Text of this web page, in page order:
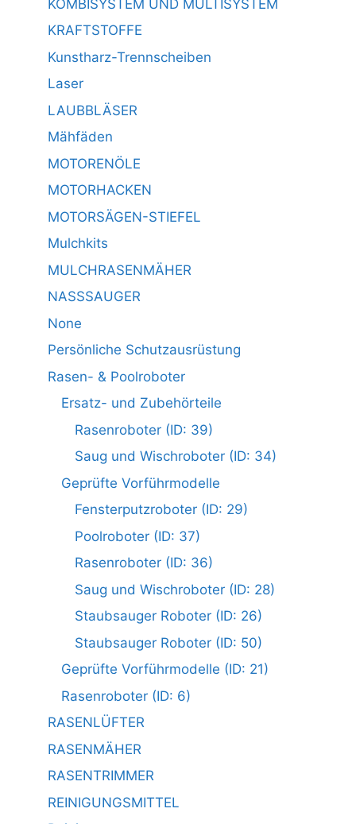
KOMBISYSTEM UND MULTISYSTEM
KRAFTSTOFFE
Kunstharz-Trennscheiben
Laser
LAUBBLÄSER
Mähfäden
MOTORENÖLE
MOTORHACKEN
MOTORSÄGEN-STIEFEL
Mulchkits
MULCHRASENMÄHER
NASSSAUGER
None
Persönliche Schutzausrüstung
Rasen- & Poolroboter
Ersatz- und Zubehörteile
Rasenroboter (ID: 39)
Saug und Wischroboter (ID: 34)
Geprüfte Vorführmodelle
Fensterputzroboter (ID: 29)
Poolroboter (ID: 37)
Rasenroboter (ID: 36)
Saug und Wischroboter (ID: 28)
Staubsauger Roboter (ID: 26)
Staubsauger Roboter (ID: 50)
Geprüfte Vorführmodelle (ID: 21)
Rasenroboter (ID: 6)
RASENLÜFTER
RASENMÄHER
RASENTRIMMER
REINIGUNGSMITTEL